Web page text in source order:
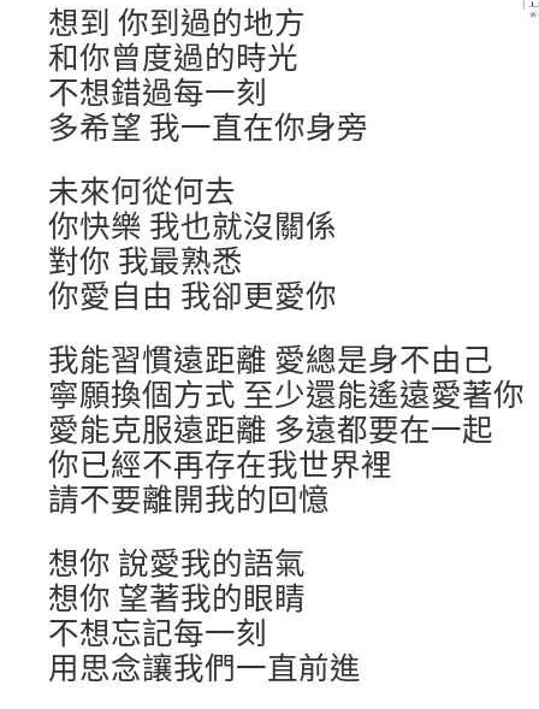
想到 你到過的地方
和你曾度過的時光
不想錯過每一刻
多希望 我一直在你身旁
未來何從何去
你快樂 我也就沒關係
對你 我最熟悉
你愛自由 我卻更愛你
我能習慣遠距離 愛總是身不由己
寧願換個方式 至少還能遙遠愛著你
愛能克服遠距離 多遠都要在一起
你已經不再存在我世界裡
請不要離開我的回憶
想你 說愛我的語氣
想你 望著我的眼睛
不想忘記每一刻
用思念讓我們一直前進